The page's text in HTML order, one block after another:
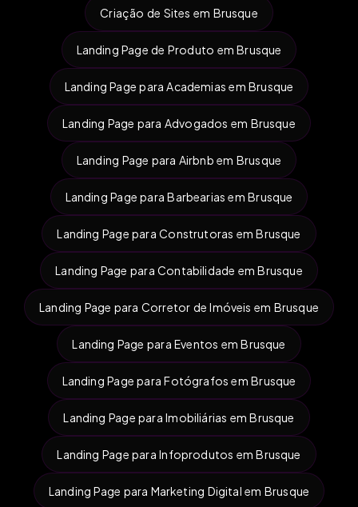
Criação de Sites em Brusque
Landing Page de Produto em Brusque
Landing Page para Academias em Brusque
Landing Page para Advogados em Brusque
Landing Page para Airbnb em Brusque
Landing Page para Barbearias em Brusque
Landing Page para Construtoras em Brusque
Landing Page para Contabilidade em Brusque
Landing Page para Corretor de Imóveis em Brusque
Landing Page para Eventos em Brusque
Landing Page para Fotógrafos em Brusque
Landing Page para Imobiliárias em Brusque
Landing Page para Infoprodutos em Brusque
Landing Page para Marketing Digital em Brusque